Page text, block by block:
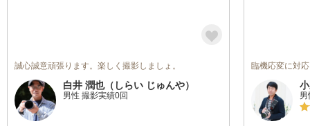
誠心誠意頑張ります。楽しく撮影しましょ。
白井 潤也（しらい じゅんや）
男性 撮影実績0回
臨機応変に対